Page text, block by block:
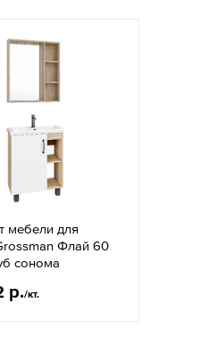
мебели для
Флай 60
сонома
р./кт.